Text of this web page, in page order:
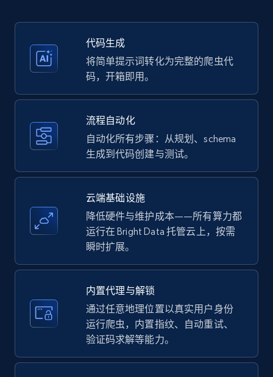
Amazon products - Collects products by
Title, Seller name, Brand, Description, Initial
price, Currency, Availability, Reviews count, and
Amazon products - find products by using
upc numbers
price, Currency, Availability, Reviews count, and
more.
5.7K+
代码生成
将简单提示词转化为完整的爬虫代
码，开箱即用。
流程自动化
自动化所有步骤：从规划、schema
生成到代码创建与测试。
云端基础设施
降低硬件与维护成本——所有算力都
运行在 Bright Data 托管云上，按需
瞬时扩展。
内置代理与解锁
通过任意地理位置以真实用户身份
运行爬虫，内置指纹、自动重试、
验证码求解等能力。